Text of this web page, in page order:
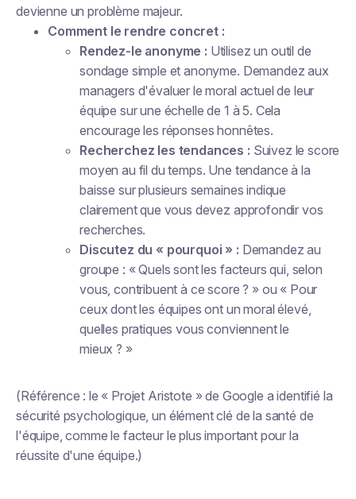
devienne un problème majeur.
Comment le rendre concret :
Rendez-le anonyme : Utilisez un outil de
sondage simple et anonyme. Demandez aux
managers d'évaluer le moral actuel de leur
équipe sur une échelle de 1 à 5. Cela
encourage les réponses honnêtes.
Recherchez les tendances : Suivez le score
moyen au fil du temps. Une tendance à la
baisse sur plusieurs semaines indique
clairement que vous devez approfondir vos
recherches.
Discutez du « pourquoi » : Demandez au
groupe : « Quels sont les facteurs qui, selon
vous, contribuent à ce score ? » ou « Pour
ceux dont les équipes ont un moral élevé,
quelles pratiques vous conviennent le
mieux ? »
(Référence : le « Projet Aristote » de Google a identifié la
sécurité psychologique, un élément clé de la santé de
l'équipe, comme le facteur le plus important pour la
réussite d'une équipe.)